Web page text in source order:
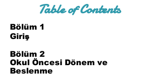
Table of Contents
Bölüm 1
Giriş
Bölüm 2
Okul Öncesi Dönem ve
Beslenme